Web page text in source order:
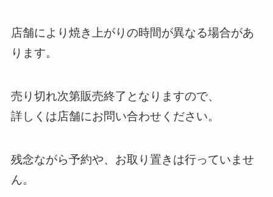
店舗により焼き上がりの時間が異なる場合があ
ります。
売り切れ次第販売終了となりますので、
詳しくは店舗にお問い合わせください。
残念ながら予約や、お取り置きは行っていませ
ん。